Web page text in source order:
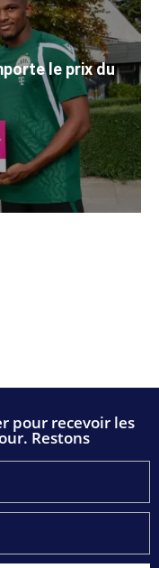
le prix du
pour recevoir les
Restons